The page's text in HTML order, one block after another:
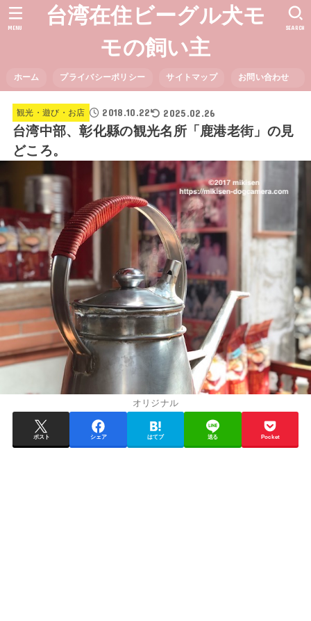
台湾在住ビーグル犬モ
モの飼い主
ホーム プライバシーポリシー サイトマップ お問い合わせ
SEARCH
MENU
観光・遊び・お店 2018.10.22 2025.02.26
台湾中部、彰化縣の観光名所「鹿港老街」の見
どころ。
オリジナル
ポスト シェア はてブ 送る Pocket